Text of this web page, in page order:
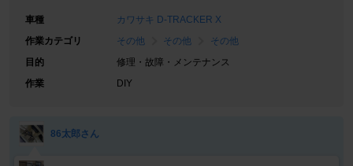
車種
カワサキ D-TRACKER X
作業カテゴリ
その他 その他
その他
目的
修理・故障・メンテナンス
作業
DIY
86太郎さん